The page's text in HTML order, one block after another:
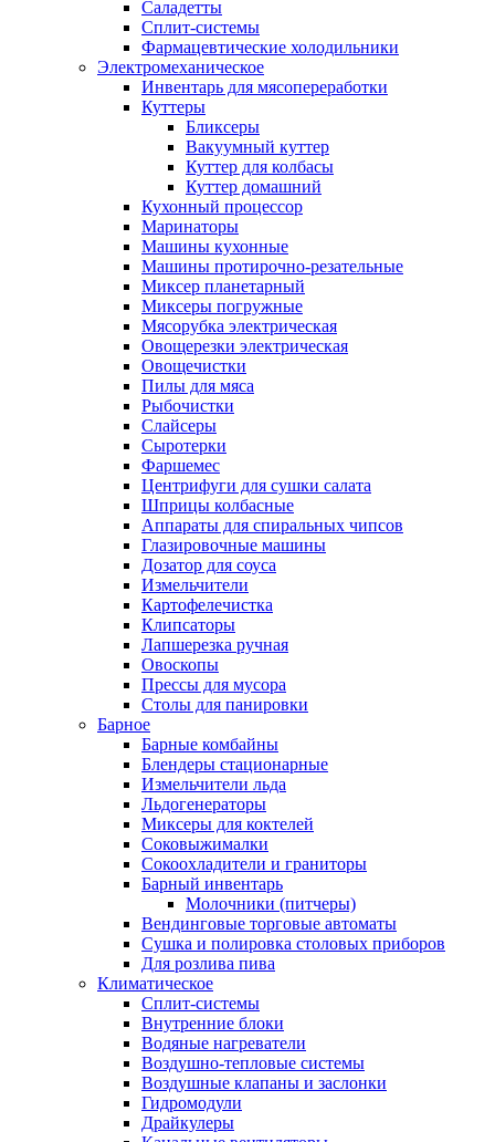
Саладетты
Сплит-системы
Фармацевтические холодильники
Электромеханическое
Инвентарь для мясопереработки
Куттеры
Бликсеры
Вакуумный куттер
Куттер для колбасы
Куттер домашний
Кухонный процессор
Маринаторы
Машины кухонные
Машины протирочно-резательные
Миксер планетарный
Миксеры погружные
Мясорубка электрическая
Овощерезки электрическая
Овощечистки
Пилы для мяса
Рыбочистки
Слайсеры
Сыротерки
Фаршемес
Центрифуги для сушки салата
Шприцы колбасные
Аппараты для спиральных чипсов
Глазировочные машины
Дозатор для соуса
Измельчители
Картофелечистка
Клипсаторы
Лапшерезка ручная
Овоскопы
Прессы для мусора
Столы для панировки
Барное
Барные комбайны
Блендеры стационарные
Измельчители льда
Льдогенераторы
Миксеры для коктелей
Соковыжималки
Сокоохладители и граниторы
Барный инвентарь
Молочники (питчеры)
Вендинговые торговые автоматы
Сушка и полировка столовых приборов
Для розлива пива
Климатическое
Сплит-системы
Внутренние блоки
Водяные нагреватели
Воздушно-тепловые системы
Воздушные клапаны и заслонки
Гидромодули
Драйкулеры